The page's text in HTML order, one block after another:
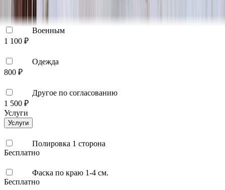
Военным
1 100 ₽
Одежда
800 ₽
Другое по согласованию
1 500 ₽
Услуги
Услуги
Полировка 1 сторона
Бесплатно
Фаска по краю 1-4 см.
Бесплатно